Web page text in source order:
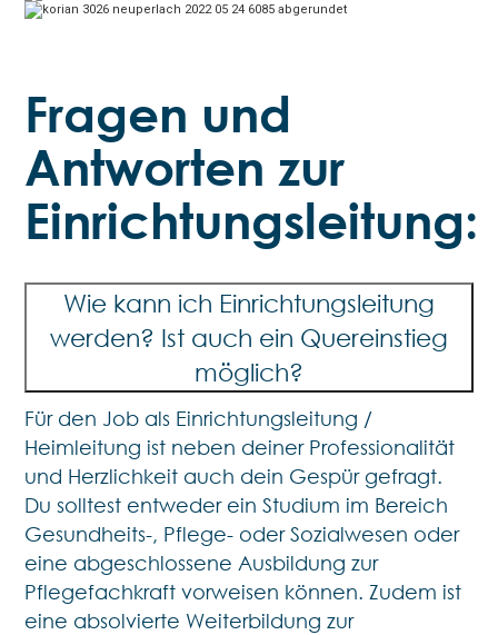
Fragen und
Antworten zur
Einrichtungsleitung:
Wie kann ich Einrichtungsleitung
werden? Ist auch ein Quereinstieg
möglich?
Für den Job als Einrichtungsleitung /
Heimleitung ist neben deiner Professionalität
und Herzlichkeit auch dein Gespür gefragt.
Du solltest entweder ein Studium im Bereich
Gesundheits-, Pflege- oder Sozialwesen oder
eine abgeschlossene Ausbildung zur
Pflegefachkraft vorweisen können. Zudem ist
eine absolvierte Weiterbildung zur